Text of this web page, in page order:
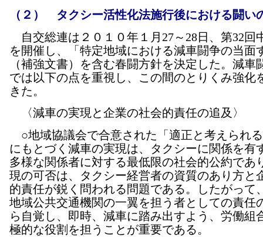
（２） タクシー活性化法施行後における闘い
自交総連は２０１０年１月27～28日、第32回
を開催し、「特定地域における減車闘争の当面
（補強文書）を含む春闘方針を決定した。減車
では以下の点を重視し、この間のとりくみ強化
きた。
〈減車の実現と企業の社会的責任の追及〉
○地域協議会で合意された「適正と考えられ
にもとづく減車の実現は、タクシーに関係を有
多様な関係者に対する最低限の社会的公約であ
現の可否は、タクシー経営者の資質のあり方と
的責任が鋭く問われる問題である。したがって
地域公共交通機関の一翼を担う者としての責任
ら自覚し、即時、減車に踏み出すよう、労働組
極的な役割を担うことが重要である。